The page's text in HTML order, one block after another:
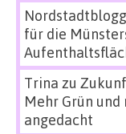
für die
Trina zu
Mehr Grün
angedacht